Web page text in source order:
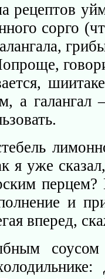
рецептов
сорго
а
я уже
и
вперед,
соусом